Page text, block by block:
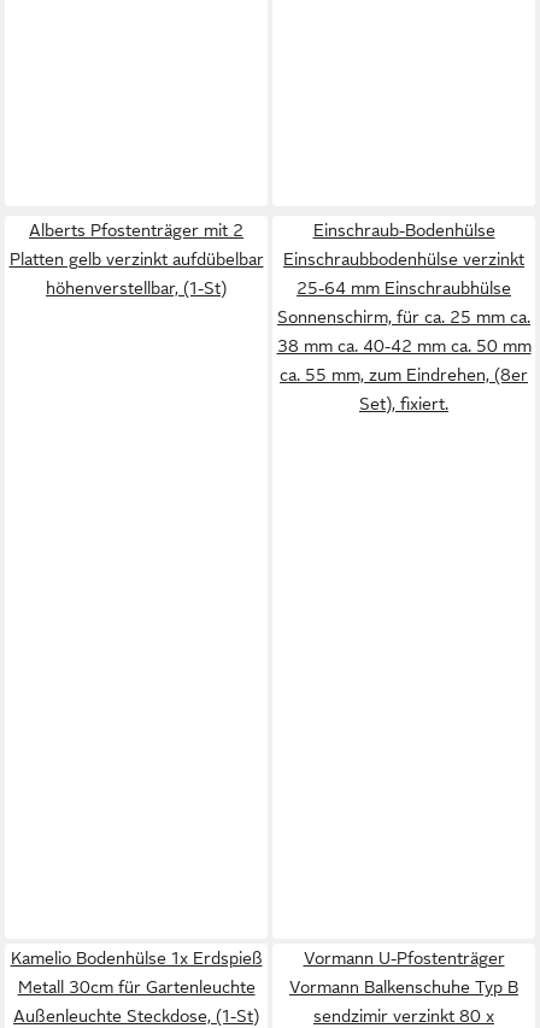
Alberts Pfostenträger mit 2
Platten gelb verzinkt aufdübelbar
höhenverstellbar, (1-St)
Einschraub-Bodenhülse
Einschraubbodenhülse verzinkt
25-64 mm Einschraubhülse
Sonnenschirm, für ca. 25 mm ca.
38 mm ca. 40-42 mm ca. 50 mm
ca. 55 mm, zum Eindrehen, (8er
Set), fixiert.
Kamelio Bodenhülse 1x Erdspieß
Metall 30cm für Gartenleuchte
Außenleuchte Steckdose, (1-St)
Vormann U-Pfostenträger
Vormann Balkenschuhe Typ B
sendzimir verzinkt 80 x